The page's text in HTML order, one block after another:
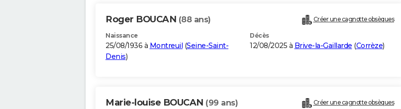
Roger BOUCAN (88 ans) Créer une cagnotte obsèques
Naissance
25/08/1936 à Montreuil (Seine-Saint-
Denis)
Décès
12/08/2025 à Brive-la-Gaillarde (Corrèze)
Marie-louise BOUCAN (99 ans) Créer une cagnotte obsèques